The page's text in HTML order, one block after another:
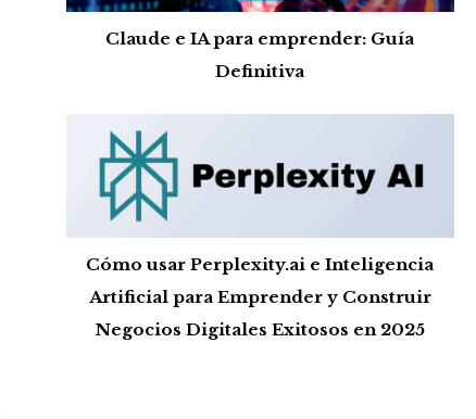
Claude e IA para emprender: Guía
Definitiva
Cómo usar Perplexity.ai e Inteligencia
Artificial para Emprender y Construir
Negocios Digitales Exitosos en 2025